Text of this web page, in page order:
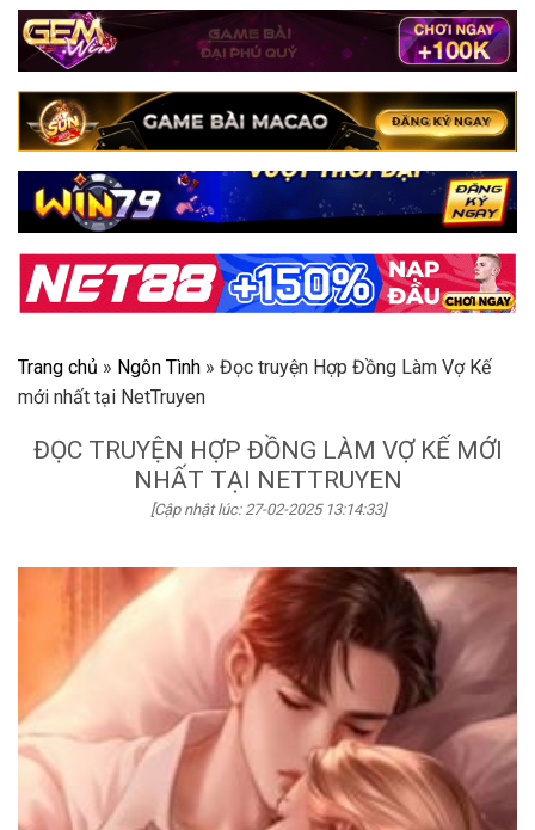
Trang chủ » Ngôn Tình » Đọc truyện Hợp Đồng Làm Vợ Kế
mới nhất tại NetTruyen
ĐỌC TRUYỆN HỢP ĐỒNG LÀM VỢ KẾ MỚI
NHẤT TẠI NETTRUYEN
[Cập nhật lúc: 27-02-2025 13:14:33]